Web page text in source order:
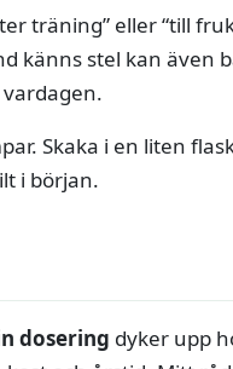
träning” eller “till
känns stel kan även
Skaka i en liten
i början.
dosering dyker upp